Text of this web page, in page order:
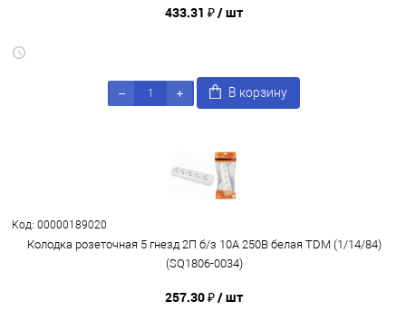
433.31 ₽/ шт
В корзину
Код: 00000189020
Колодка розеточная 5 гнезд 2П б/з 10А 250В белая TDM (1/14/84)
(SQ1806-0034)
257.30 ₽/ шт